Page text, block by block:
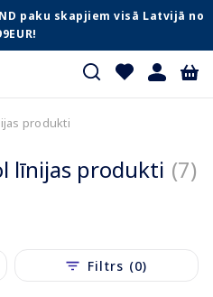
paku skapjiem visā Latvijā no
produkti
līnijas produkti (7)
Filtrs (0)